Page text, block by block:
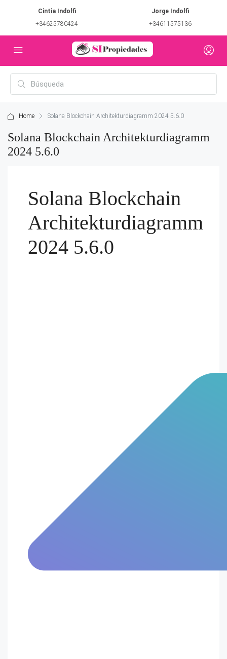
Cintia Indolfi
+34625780424
Jorge Indolfi
+34611575136
Home Solana Blockchain Architekturdiagramm 2024 5.6.0
Solana Blockchain Architekturdiagramm
2024 5.6.0
Solana Blockchain
Architekturdiagramm
2024 5.6.0